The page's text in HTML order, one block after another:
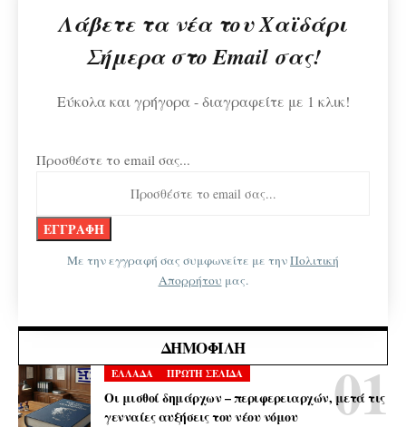
Λάβετε τα νέα του Χαϊδάρι
Σήμερα στο Email σας!
Εύκολα και γρήγορα - διαγραφείτε με 1 κλικ!
Προσθέστε το email σας...
Με την εγγραφή σας συμφωνείτε με τηνΠολιτική
Απορρήτου μας.
ΔΗΜΟΦΙΛΉ
ΕΛΛΑΔΑ ΠΡΩΤΗ ΣΕΛΙΔΑ
Οι μισθοί δημάρχων – περιφερειαρχών, μετά τις
γενναίες αυξήσεις του νέου νόμου